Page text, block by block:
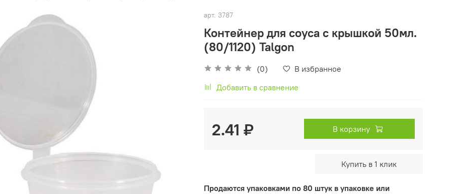
арт. 3787
Контейнер для соуса с крышкой 50мл.
(80/1120) Talgon
(0)
В избранное
Добавить в сравнение
2.41 ₽ В корзину
Купить в 1 клик
Продаются упаковками по 80 штук в упаковке или